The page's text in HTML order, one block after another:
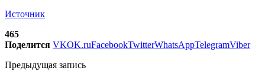
Источник
465
Поделится VKOK.ruFacebookTwitterWhatsAppTelegramViber
Предыдущая запись